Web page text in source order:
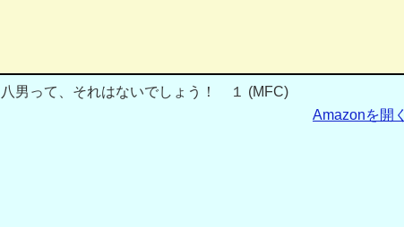
八男って、それはないでしょう！ １ (MFC)
Amazonを開く